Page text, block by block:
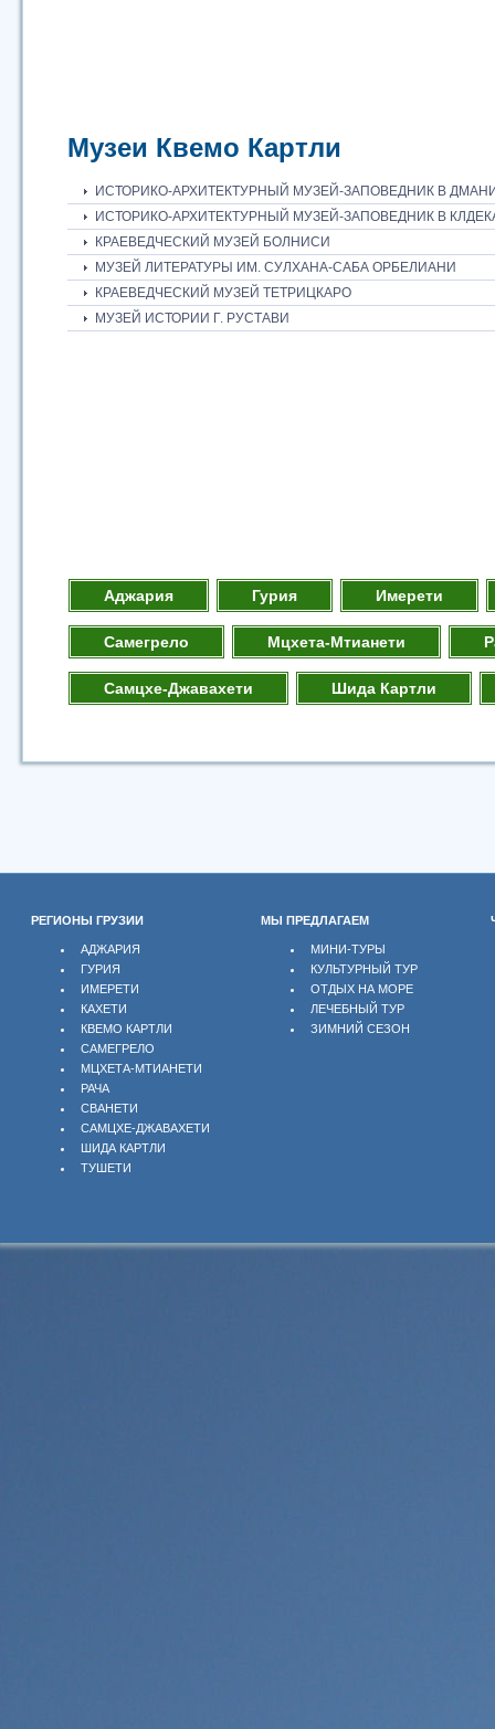
Музеи Квемо Картли
ИСТОРИКО-АРХИТЕКТУРНЫЙ МУЗЕЙ-ЗАПОВЕДНИК В
ИСТОРИКО-АРХИТЕКТУРНЫЙ МУЗЕЙ-ЗАПОВЕДНИК В
КРАЕВЕДЧЕСКИЙ МУЗЕЙ БОЛНИСИ
МУЗЕЙ ЛИТЕРАТУРЫ ИМ. СУЛХАНА-САБА ОРБЕЛИАНИ
КРАЕВЕДЧЕСКИЙ МУЗЕЙ ТЕТРИЦКАРО
МУЗЕЙ ИСТОРИИ Г. РУСТАВИ
Аджария Гурия Имерети
Самегрело Мцхета-Мтианети
Самцхе-Джавахети Шида Картли
РЕГИОНЫ ГРУЗИИ МЫ ПРЕДЛАГАЕМ
АДЖАРИЯ
ГУРИЯ
ИМЕРЕТИ
КАХЕТИ
КВЕМО КАРТЛИ
САМЕГРЕЛО
МЦХЕТА-МТИАНЕТИ
РАЧА
СВАНЕТИ
САМЦХЕ-ДЖАВАХЕТИ
ШИДА КАРТЛИ
ТУШЕТИ
МИНИ-ТУРЫ
КУЛЬТУРНЫЙ ТУР
ОТДЫХ НА МОРЕ
ЛЕЧЕБНЫЙ ТУР
ЗИМНИЙ СЕЗОН